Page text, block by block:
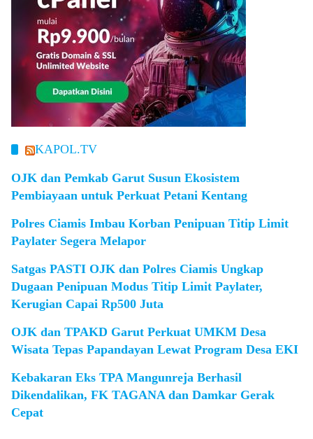
KAPOL.TV
OJK dan Pemkab Garut Susun Ekosistem
Pembiayaan untuk Perkuat Petani Kentang
Polres Ciamis Imbau Korban Penipuan Titip Limit
Paylater Segera Melapor
Satgas PASTI OJK dan Polres Ciamis Ungkap
Dugaan Penipuan Modus Titip Limit Paylater,
Kerugian Capai Rp500 Juta
OJK dan TPAKD Garut Perkuat UMKM Desa
Wisata Tepas Papandayan Lewat Program Desa EKI
Kebakaran Eks TPA Mangunreja Berhasil
Dikendalikan, FK TAGANA dan Damkar Gerak
Cepat